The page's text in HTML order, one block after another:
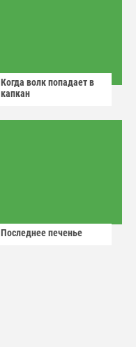
Когда волк попадает в
капкан
Последнее печенье